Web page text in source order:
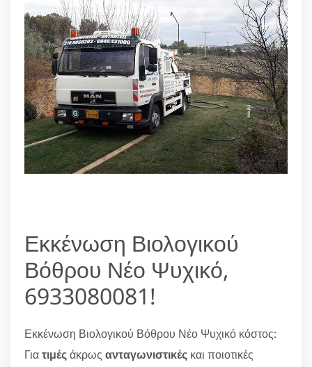
Εκκένωση Βιολογικού
Βόθρου Νέο Ψυχικό,
6933080081!
Εκκένωση Βιολογικού Βόθρου Νέο Ψυχικό κόστος:
Γιατιμέςάκρως ανταγωνιστικές και ποιοτικές